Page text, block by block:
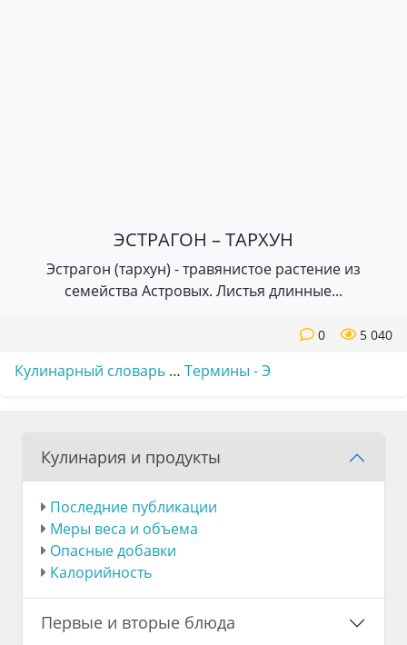
ЭСТРАГОН – ТАРХУН
Эстрагон (тархун) - травянистое растение из
семейства Астровых. Листья длинные...
5 040
0
Кулинарный словарь … Термины - Э
Кулинария и продукты
Последние публикации
Меры веса и объема
Опасные добавки
Калорийность
Первые и вторые блюда